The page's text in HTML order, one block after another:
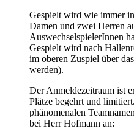
Gespielt wird wie immer
Damen und zwei Herren
AuswechselspielerInnen
Gespielt wird nach
im oberen Zuspiel über
werden).
Der Anmeldezeitraum ist
Plätze begehrt und
phänomenalen
bei Herr Hofmann an: